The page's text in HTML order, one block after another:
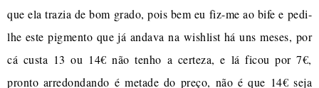
que ela trazia de bom grado, pois bem eu fiz-me ao bife e pedi-
lhe este pigmento que já andava na wishlist há uns meses, por
cá custa 13 ou 14€ não tenho a certeza, e lá ficou por 7€,
pronto arredondando é metade do preço, não é que 14€ seja